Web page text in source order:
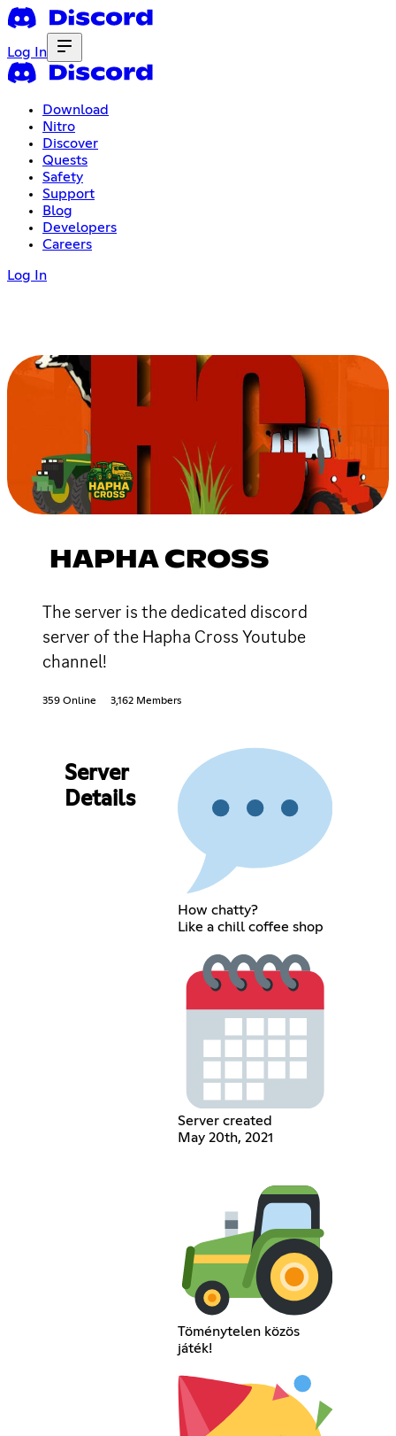
Log In
Download
Nitro
Discover
Quests
Safety
Support
Blog
Developers
Careers
Log In
HAPHA CROSS
The server is the dedicated discord
server of the Hapha Cross Youtube
channel!
359 Online 3,162 Members
Server
Details
How chatty?
Like a chill coffee shop
Server created
May 20th, 2021
Töménytelen közös
játék!